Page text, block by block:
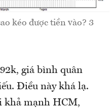
kéo được tiền vào? 3
giá bình quân
Điều này khá lạ.
khả mạnh HCM,